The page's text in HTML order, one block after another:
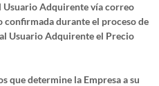
Usuario Adquirente vía correo
durante el proceso de
Usuario Adquirente el Precio
que determine la Empresa a su